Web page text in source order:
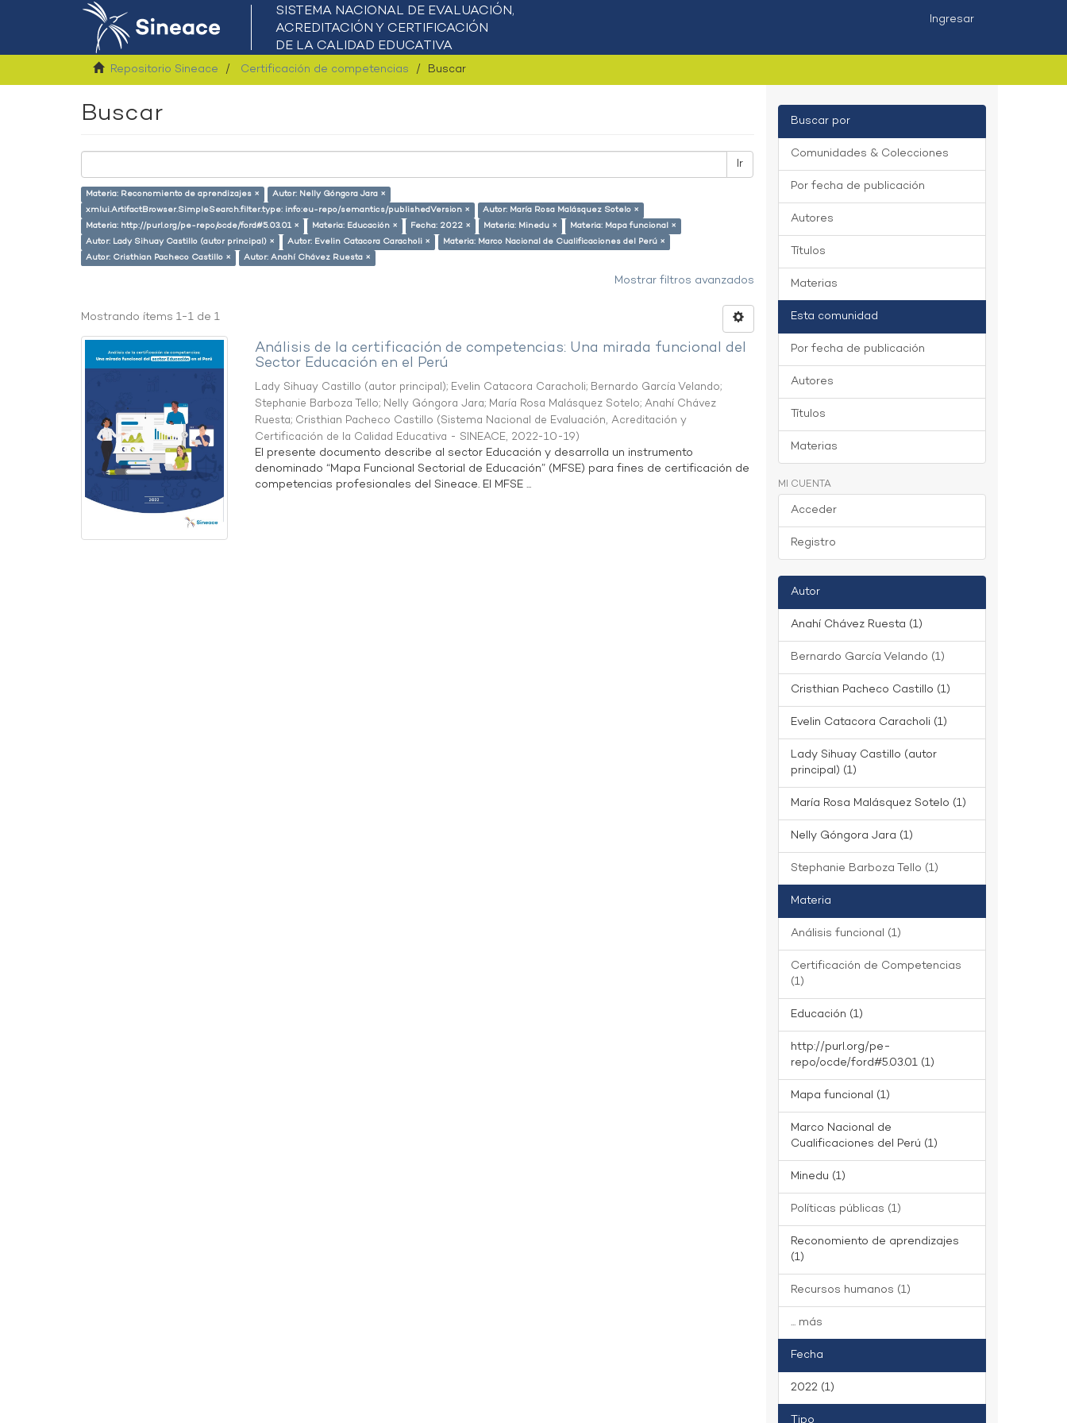
Ingresar
Repositorio Sineace Certificación de competencias Buscar
Buscar
Ir
Materia: Reconomiento de aprendizajes ×
Autor: Nelly Góngora Jara ×
xmlui.ArtifactBrowser.SimpleSearch.filter.type: info:eu-repo/semantics/publishedVersion ×
Autor: María Rosa Malásquez Sotelo ×
Materia: http://purl.org/pe-repo/ocde/ford#5.03.01 ×
Materia: Educación × Fecha: 2022 × Materia: Minedu ×
Materia: Mapa funcional ×
Autor: Lady Sihuay Castillo (autor principal) ×
Autor: Evelin Catacora Caracholi ×
Materia: Marco Nacional de Cualificaciones del Perú ×
Autor: Cristhian Pacheco Castillo ×
Autor: Anahí Chávez Ruesta ×
Mostrar filtros avanzados
Mostrando ítems 1-1 de 1
Análisis de la certificación de competencias: Una mirada funcional del
Sector Educación en el Perú
Lady Sihuay Castillo (autor principal); Evelin Catacora Caracholi; Bernardo García Velando;
Stephanie Barboza Tello; Nelly Góngora Jara; María Rosa Malásquez Sotelo;Anahí Chávez
Ruesta; Cristhian Pacheco Castillo (Sistema Nacional de Evaluación, Acreditación y
Certificación de la Calidad Educativa - SINEACE, 2022-10-19)
El presente documento describe al sector Educación y desarrolla un instrumento
denominado “Mapa Funcional Sectorial de Educación” (MFSE) para fines de certificación de
competencias profesionales del Sineace. El MFSE ...
Buscar por
Comunidades & Colecciones
Por fecha de publicación
Autores
Títulos
Materias
Esta comunidad
Por fecha de publicación
Autores
Títulos
Materias
MI CUENTA
Acceder
Registro
Autor
Anahí Chávez Ruesta (1)
Bernardo García Velando (1)
Cristhian Pacheco Castillo (1)
Evelin Catacora Caracholi (1)
Lady Sihuay Castillo (autor
principal) (1)
María Rosa Malásquez Sotelo (1)
Nelly Góngora Jara (1)
Stephanie Barboza Tello (1)
Materia
Análisis funcional (1)
Certificación de Competencias
(1)
Educación (1)
http://purl.org/pe-
repo/ocde/ford#5.03.01 (1)
Mapa funcional (1)
Marco Nacional de
Cualificaciones del Perú (1)
Minedu (1)
Políticas públicas (1)
Reconomiento de aprendizajes
(1)
Recursos humanos (1)
... más
Fecha
2022 (1)